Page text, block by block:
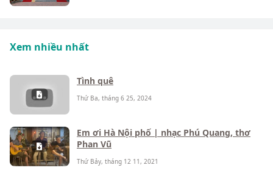
Xem nhiều nhất
Tình quê
Thứ Ba, tháng 6 25, 2024
Em ơi Hà Nội phố | nhạc Phú Quang, thơ
Phan Vũ
Thứ Bảy, tháng 12 11, 2021